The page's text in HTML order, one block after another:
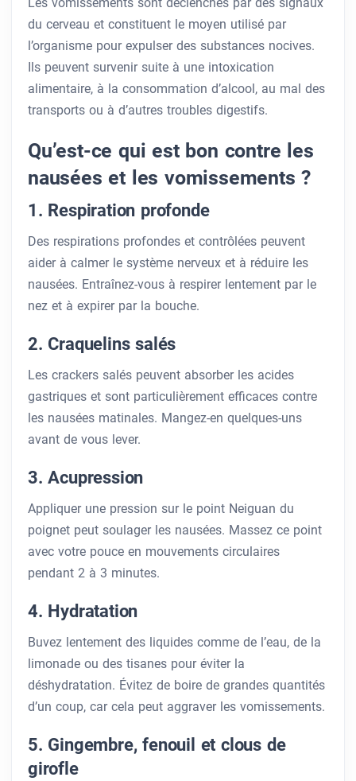
Les vomissements sont déclenchés par des signaux
du cerveau et constituent le moyen utilisé par
l’organisme pour expulser des substances nocives.
Ils peuvent survenir suite à une intoxication
alimentaire, à la consommation d’alcool, au mal des
transports ou à d’autres troubles digestifs.
Qu’est-ce qui est bon contre les
nausées et les vomissements ?
1. Respiration profonde
Des respirations profondes et contrôlées peuvent
aider à calmer le système nerveux et à réduire les
nausées. Entraînez-vous à respirer lentement par le
nez et à expirer par la bouche.
2. Craquelins salés
Les crackers salés peuvent absorber les acides
gastriques et sont particulièrement efficaces contre
les nausées matinales. Mangez-en quelques-uns
avant de vous lever.
3. Acupression
Appliquer une pression sur le point Neiguan du
poignet peut soulager les nausées. Massez ce point
avec votre pouce en mouvements circulaires
pendant 2 à 3 minutes.
4. Hydratation
Buvez lentement des liquides comme de l’eau, de la
limonade ou des tisanes pour éviter la
déshydratation. Évitez de boire de grandes quantités
d’un coup, car cela peut aggraver les vomissements.
5. Gingembre, fenouil et clous de
girofle